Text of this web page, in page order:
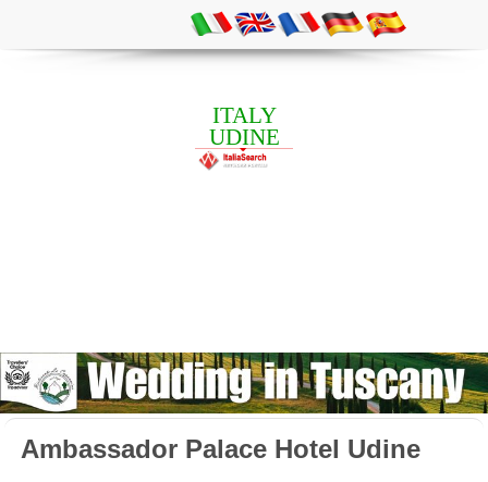
ITALY
UDINE
Ambassador Palace Hotel Udine